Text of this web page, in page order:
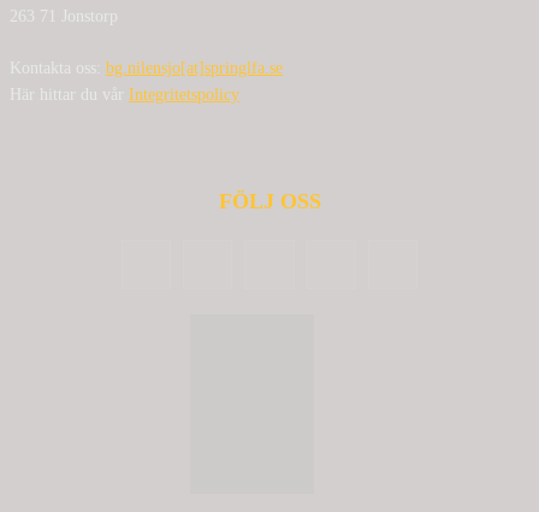
263 71 Jonstorp
Kontakta oss: bg.nilensjo[at]springlfa.se
Här hittar du vår Integritetspolicy
FÖLJ OSS